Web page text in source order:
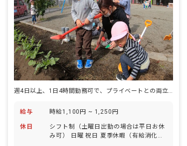
週4日以上、1日4時間勤務可で、プライベートとの両立がしやすい職場です
給与 時給1,100円 ~ 1,250円
休日
シフト制（土曜日出勤の場合は平日お休
み可） 日曜 祝日 夏季休暇（有給消化・